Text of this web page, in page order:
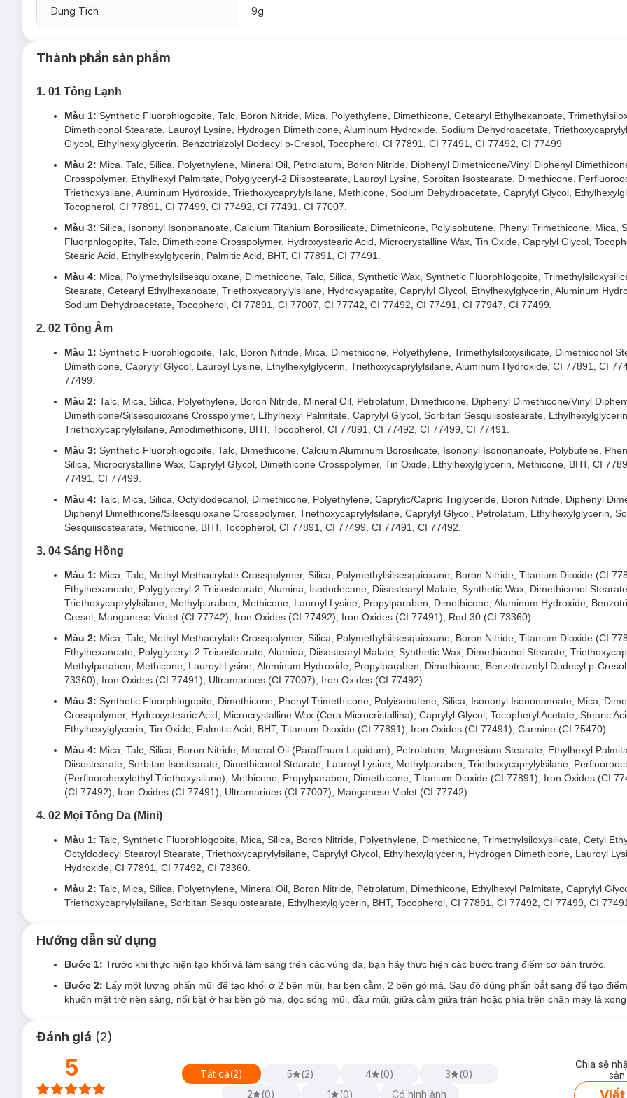
Bảng Highlight Và Tạo Khối Judydoll Highlight & Contour Palette 9gchính hãng hiện đã có tạiHasakivới 4 phân loại:
01 Tông Lạnh (Phiên bản Thường / Mới)
02 Tông Ấm (Phiên bản Thường / Mới)
Dung Tích 9g
Thành phần sản phẩm
1. 01 Tông Lạnh
Màu 1: Synthetic Fluorphlogopite, Talc, Boron Nitride, Mica, Polyethylene, Dimethicone, Cetearyl Ethylhexanoate,
Dimethiconol Stearate, Lauroyl Lysine, Hydrogen Dimethicone, Aluminum Hydroxide, Sodium Dehydroacetate,
Glycol, Ethylhexylglycerin, Benzotriazolyl Dodecyl p-Cresol, Tocopherol, CI 77891, CI 77491, CI 77492, CI 77499
Màu 2: Mica, Talc, Silica, Polyethylene, Mineral Oil, Petrolatum, Boron Nitride, Diphenyl Dimethicone/Vinyl Diphenyl
Crosspolymer, Ethylhexyl Palmitate, Polyglyceryl-2 Diisostearate, Lauroyl Lysine, Sorbitan Isostearate, Dimethicone,
Triethoxysilane, Aluminum Hydroxide, Triethoxycaprylylsilane, Methicone, Sodium Dehydroacetate, Caprylyl Glycol,
Tocopherol, CI 77891, CI 77499, CI 77492, CI 77491, CI 77007.
Màu 3: Silica, Isononyl Isononanoate, Calcium Titanium Borosilicate, Dimethicone, Polyisobutene, Phenyl Trimethicone, Mica,
Fluorphlogopite, Talc, Dimethicone Crosspolymer, Hydroxystearic Acid, Microcrystalline Wax, Tin Oxide, Caprylyl Glycol,
Stearic Acid, Ethylhexylglycerin, Palmitic Acid, BHT, CI 77891, CI 77491.
Màu 4: Mica, Polymethylsilsesquioxane, Dimethicone, Talc, Silica, Synthetic Wax, Synthetic Fluorphlogopite,
Stearate, Cetearyl Ethylhexanoate, Triethoxycaprylylsilane, Hydroxyapatite, Caprylyl Glycol, Ethylhexylglycerin, Aluminum
Sodium Dehydroacetate, Tocopherol, CI 77891, CI 77007, CI 77742, CI 77492, CI 77491, CI 77947, CI 77499.
2. 02 Tông Ấm
Màu 1: Synthetic Fluorphlogopite, Talc, Boron Nitride, Mica, Dimethicone, Polyethylene, Trimethylsiloxysilicate, Dimethiconol
Dimethicone, Caprylyl Glycol, Lauroyl Lysine, Ethylhexylglycerin, Triethoxycaprylylsilane, Aluminum Hydroxide, CI 77891, CI
77499.
Màu 2: Talc, Mica, Silica, Polyethylene, Boron Nitride, Mineral Oil, Petrolatum, Dimethicone, Diphenyl Dimethicone/Vinyl
Dimethicone/Silsesquioxane Crosspolymer, Ethylhexyl Palmitate, Caprylyl Glycol, Sorbitan Sesquiisostearate,
Triethoxycaprylylsilane, Amodimethicone, BHT, Tocopherol, CI 77891, CI 77492, CI 77499, CI 77491.
Màu 3: Synthetic Fluorphlogopite, Talc, Dimethicone, Calcium Aluminum Borosilicate, Isononyl Isononanoate, Polybutene,
Silica, Microcrystalline Wax, Caprylyl Glycol, Dimethicone Crosspolymer, Tin Oxide, Ethylhexylglycerin, Methicone, BHT, CI
77491, CI 77499.
Màu 4: Talc, Mica, Silica, Octyldodecanol, Dimethicone, Polyethylene, Caprylic/Capric Triglyceride, Boron Nitride, Diphenyl
Diphenyl Dimethicone/Silsesquioxane Crosspolymer, Triethoxycaprylylsilane, Caprylyl Glycol, Petrolatum, Ethylhexylglycerin,
Sesquiisostearate, Methicone, BHT, Tocopherol, CI 77891, CI 77499, CI 77491, CI 77492.
3. 04 Sáng Hồng
Màu 1: Mica, Talc, Methyl Methacrylate Crosspolymer, Silica, Polymethylsilsesquioxane, Boron Nitride, Titanium Dioxide (CI
Ethylhexanoate, Polyglyceryl-2 Triisostearate, Alumina, Isododecane, Diisostearyl Malate, Synthetic Wax, Dimethiconol Stearate,
Triethoxycaprylylsilane, Methylparaben, Methicone, Lauroyl Lysine, Propylparaben, Dimethicone, Aluminum Hydroxide,
Cresol, Manganese Violet (CI 77742), Iron Oxides (CI 77492), Iron Oxides (CI 77491), Red 30 (CI 73360).
Màu 2: Mica, Talc, Methyl Methacrylate Crosspolymer, Silica, Polymethylsilsesquioxane, Boron Nitride, Titanium Dioxide (CI
Ethylhexanoate, Polyglyceryl-2 Triisostearate, Alumina, Diisostearyl Malate, Synthetic Wax, Dimethiconol Stearate,
Methylparaben, Methicone, Lauroyl Lysine, Aluminum Hydroxide, Propylparaben, Dimethicone, Benzotriazolyl Dodecyl p-
73360), Iron Oxides (CI 77491), Ultramarines (CI 77007), Iron Oxides (CI 77492).
Màu 3: Synthetic Fluorphlogopite, Dimethicone, Phenyl Trimethicone, Polyisobutene, Silica, Isononyl Isononanoate, Mica,
Crosspolymer, Hydroxystearic Acid, Microcrystalline Wax (Cera Microcristallina), Caprylyl Glycol, Tocopheryl Acetate, Stearic
Ethylhexylglycerin, Tin Oxide, Palmitic Acid, BHT, Titanium Dioxide (CI 77891), Iron Oxides (CI 77491), Carmine (CI 75470).
Màu 4: Mica, Talc, Silica, Boron Nitride, Mineral Oil (Paraffinum Liquidum), Petrolatum, Magnesium Stearate, Ethylhexyl
Diisostearate, Sorbitan Isostearate, Dimethiconol Stearate, Lauroyl Lysine, Methylparaben, Triethoxycaprylylsilane,
(Perfluorohexylethyl Triethoxysilane), Methicone, Propylparaben, Dimethicone, Titanium Dioxide (CI 77891), Iron Oxides (CI
(CI 77492), Iron Oxides (CI 77491), Ultramarines (CI 77007), Manganese Violet (CI 77742).
4. 02 Mọi Tông Da (Mini)
Màu 1: Talc, Synthetic Fluorphlogopite, Mica, Silica, Boron Nitride, Polyethylene, Dimethicone, Trimethylsiloxysilicate, Cetyl
Octyldodecyl Stearoyl Stearate, Triethoxycaprylylsilane, Caprylyl Glycol, Ethylhexylglycerin, Hydrogen Dimethicone, Lauroyl
Hydroxide, CI 77891, CI 77492, CI 73360.
Màu 2: Talc, Mica, Silica, Polyethylene, Mineral Oil, Boron Nitride, Petrolatum, Dimethicone, Ethylhexyl Palmitate, Caprylyl
Triethoxycaprylylsilane, Sorbitan Sesquiostearate, Ethylhexylglycerin, BHT, Tocopherol, CI 77891, CI 77492, CI 77499, CI 77491.
Hướng dẫn sử dụng
Bước 1: Trước khi thực hiện tạo khối và làm sáng trên các vùng da, bạn hãy thực hiện các bước trang điểm cơ bản trước.
Bước 2: Lấy một lượng phấn mũi để tạo khối ở 2 bên mũi, hai bên cằm, 2 bên gò má. Sau đó dùng phấn bắt sáng để tạo
khuôn mặt trở nên sáng, nổi bật ở hai bên gò má, dọc sống mũi, đầu mũi, giữa cằm giữa trán hoặc phía trên chân mày là xong.
Đánh giá (2)
5 Tất cả(2) 5 (2) 4 (0) 3 (0)
2
(0) 1 (0) Có hình ảnh
Chia sẻ
Viết